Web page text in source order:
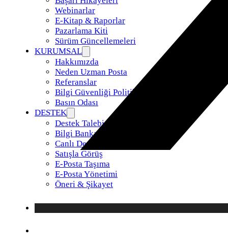
Webinarlar
E-Kitap & Raporlar
Pazarlama Kiti
Sürüm Güncellemeleri
KURUMSAL
Hakkımızda
Neden Uzman Posta
Referanslar
Bilgi Güvenliği Politikamız
Basın Odası
DESTEK
Destek Talebi
Bilgi Bankası
Canlı Destek
Satışla Görüş
E-Posta Taşıma
E-Posta Yönetimi
Öneri & Şikayet